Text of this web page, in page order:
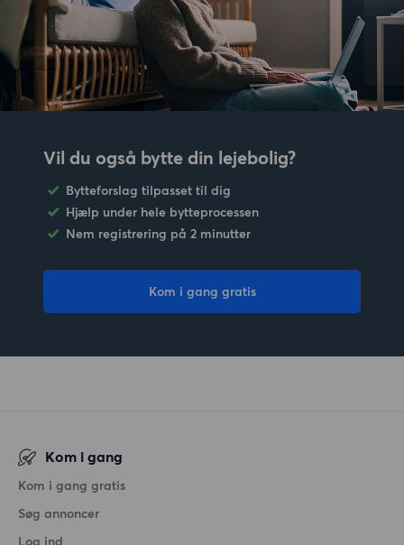
Vil du også bytte din lejebolig?
Bytteforslag tilpasset til dig
Hjælp under hele bytteprocessen
Nem registrering på 2 minutter
Kom i gang gratis
Kom i gang
Kom i gang gratis
Søg annoncer
Log ind